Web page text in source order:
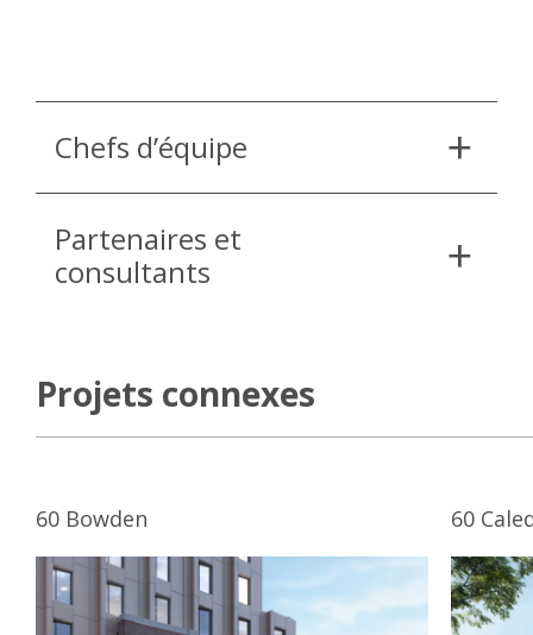
Chefs d’équipe
Partenaires et
consultants
Projets connexes
60 Bowden 60